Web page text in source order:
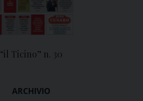
“il Ticino” n. 30
ARCHIVIO